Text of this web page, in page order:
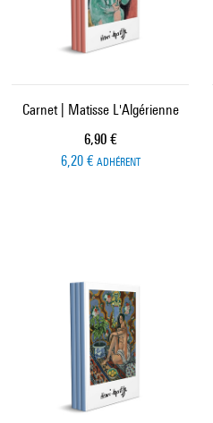
Carnet | Matisse L'Algérienne
Prix ​​actuel
6,90 €
6,20 € ADHÉRENT